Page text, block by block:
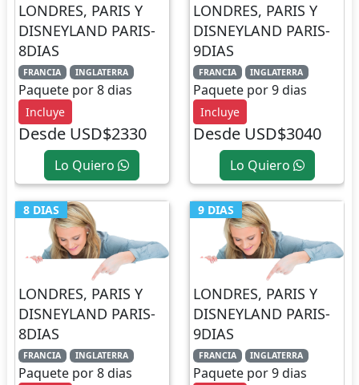
LONDRES, PARIS Y
DISNEYLAND PARIS-
8DIAS
FRANCIA INGLATERRA
Paquete por 8 dias
Incluye
Desde USD$2330
Lo Quiero
LONDRES, PARIS Y
DISNEYLAND PARIS-
9DIAS
FRANCIA INGLATERRA
Paquete por 9 dias
Incluye
Desde USD$3040
Lo Quiero
8 DIAS
LONDRES, PARIS Y
DISNEYLAND PARIS-
8DIAS
FRANCIA INGLATERRA
Paquete por 8 dias
9 DIAS
LONDRES, PARIS Y
DISNEYLAND PARIS-
9DIAS
FRANCIA INGLATERRA
Paquete por 9 dias